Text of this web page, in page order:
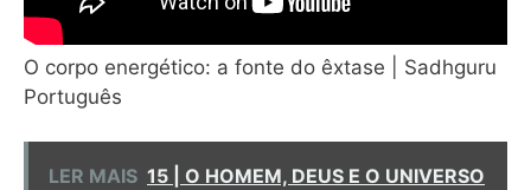
O corpo energético: a fonte do êxtase | Sadhguru
Português
LER MAIS 15 | O HOMEM, DEUS E O UNIVERSO